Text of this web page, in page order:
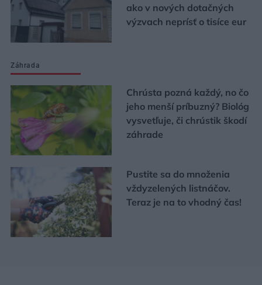
ako v nových dotačných
výzvach neprísť o tisíce eur
Záhrada
Chrústa pozná každý, no čo
jeho menší príbuzný? Biológ
vysvetľuje, či chrústik škodí
záhrade
Pustite sa do množenia
vždyzelených listnáčov.
Teraz je na to vhodný čas!